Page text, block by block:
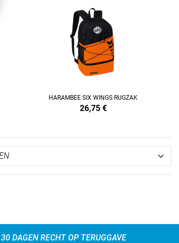
HARAMBEE SIX WINGS RUGZAK
26,75 €
30 DAGEN RECHT OP TERUGGAVE